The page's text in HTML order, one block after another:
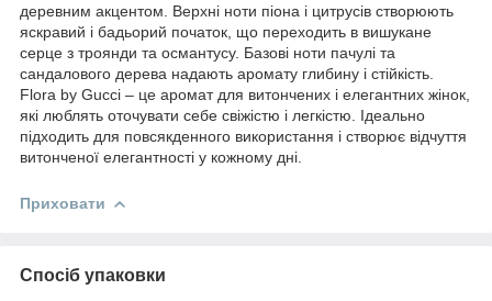
деревним акцентом. Верхні ноти піона і цитрусів створюють
яскравий і бадьорий початок, що переходить в вишукане
серце з троянди та османтусу. Базові ноти пачулі та
сандалового дерева надають аромату глибину і стійкість.
Flora by Gucci – це аромат для витончених і елегантних жінок,
які люблять оточувати себе свіжістю і легкістю. Ідеально
підходить для повсякденного використання і створює відчуття
витонченої елегантності у кожному дні.
Приховати
Спосіб упаковки